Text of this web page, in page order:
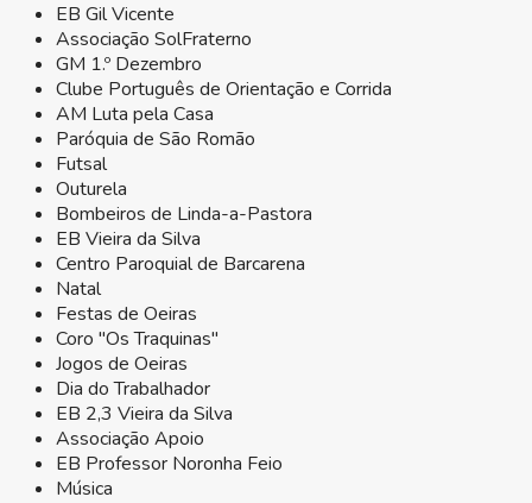
EB Gil Vicente
Associação SolFraterno
GM 1.º Dezembro
Clube Português de Orientação e Corrida
AM Luta pela Casa
Paróquia de São Romão
Futsal
Outurela
Bombeiros de Linda-a-Pastora
EB Vieira da Silva
Centro Paroquial de Barcarena
Natal
Festas de Oeiras
Coro "Os Traquinas"
Jogos de Oeiras
Dia do Trabalhador
EB 2,3 Vieira da Silva
Associação Apoio
EB Professor Noronha Feio
Música